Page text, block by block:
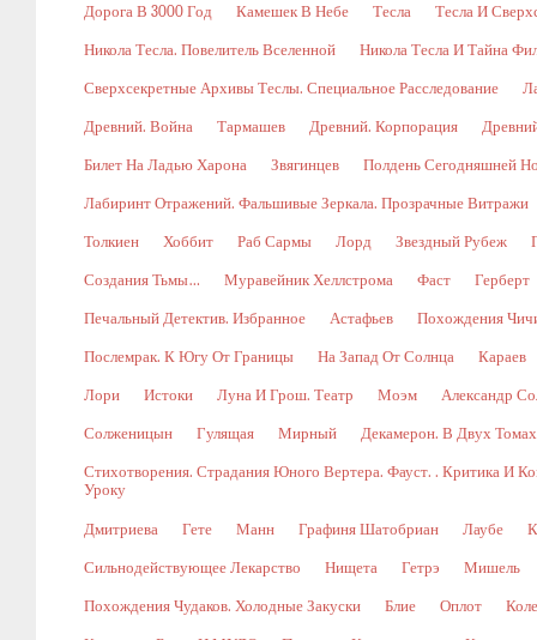
Дорога В 3000 Год Камешек В Небе Тесла Тесла И
Никола Тесла. Повелитель Вселенной Никола Тесла И Тайна
Сверхсекретные Архивы Теслы. Специальное Расследование
Древний. Война Тармашев Древний. Корпорация
Билет На Ладью Харона Звягинцев Полдень Сегодняшней
Лабиринт Отражений. Фальшивые Зеркала. Прозрачные Витражи
Толкиен Хоббит Раб Сармы Лорд Звездный Рубеж
Создания Тьмы… Муравейник Хеллстрома Фаст Герберт
Печальный Детектив. Избранное Астафьев Похождения
Послемрак. К Югу От Границы На Запад От Солнца Караев
Лори Истоки Луна И Грош. Театр Моэм Александр
Солженицын Гулящая Мирный Декамерон. В Двух
Стихотворения. Страдания Юного Вертера. Фауст. . Критика И
Уроку
Дмитриева Гете Манн Графиня Шатобриан Лаубе
Сильнодействующее Лекарство Нищета Гетрэ Мишель
Похождения Чудаков. Холодные Закуски Блие Оплот